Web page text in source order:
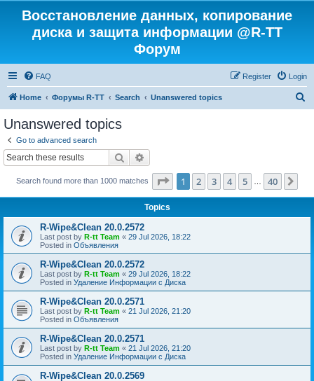
Восстановление данных, копирование
диска и защита информации @R-TT
Форум
FAQ Login
Register
Home Форумы R-TT Search Unanswered topics
Unanswered topics
Go to advanced search
Search
Search found more than 1000 matches Page 1of 40
1 2 3 4 5 40
Topics
R-Wipe&Clean 20.0.2572
Last post by R-tt Team « 29 Jul 2026, 18:22
Posted in Объявления
R-Wipe&Clean 20.0.2572
Last post by R-tt Team « 29 Jul 2026, 18:22
Posted in Удаление Информации с Диска
R-Wipe&Clean 20.0.2571
Last post by R-tt Team « 21 Jul 2026, 21:20
Posted in Объявления
R-Wipe&Clean 20.0.2571
Last post by R-tt Team « 21 Jul 2026, 21:20
Posted in Удаление Информации с Диска
R-Wipe&Clean 20.0.2569